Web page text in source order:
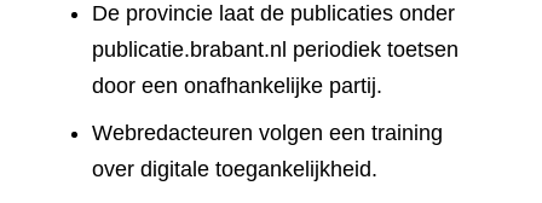
De provincie laat de publicaties onder
publicatie.brabant.nl periodiek toetsen
door een onafhankelijke partij.
Webredacteuren volgen een training
over digitale toegankelijkheid.